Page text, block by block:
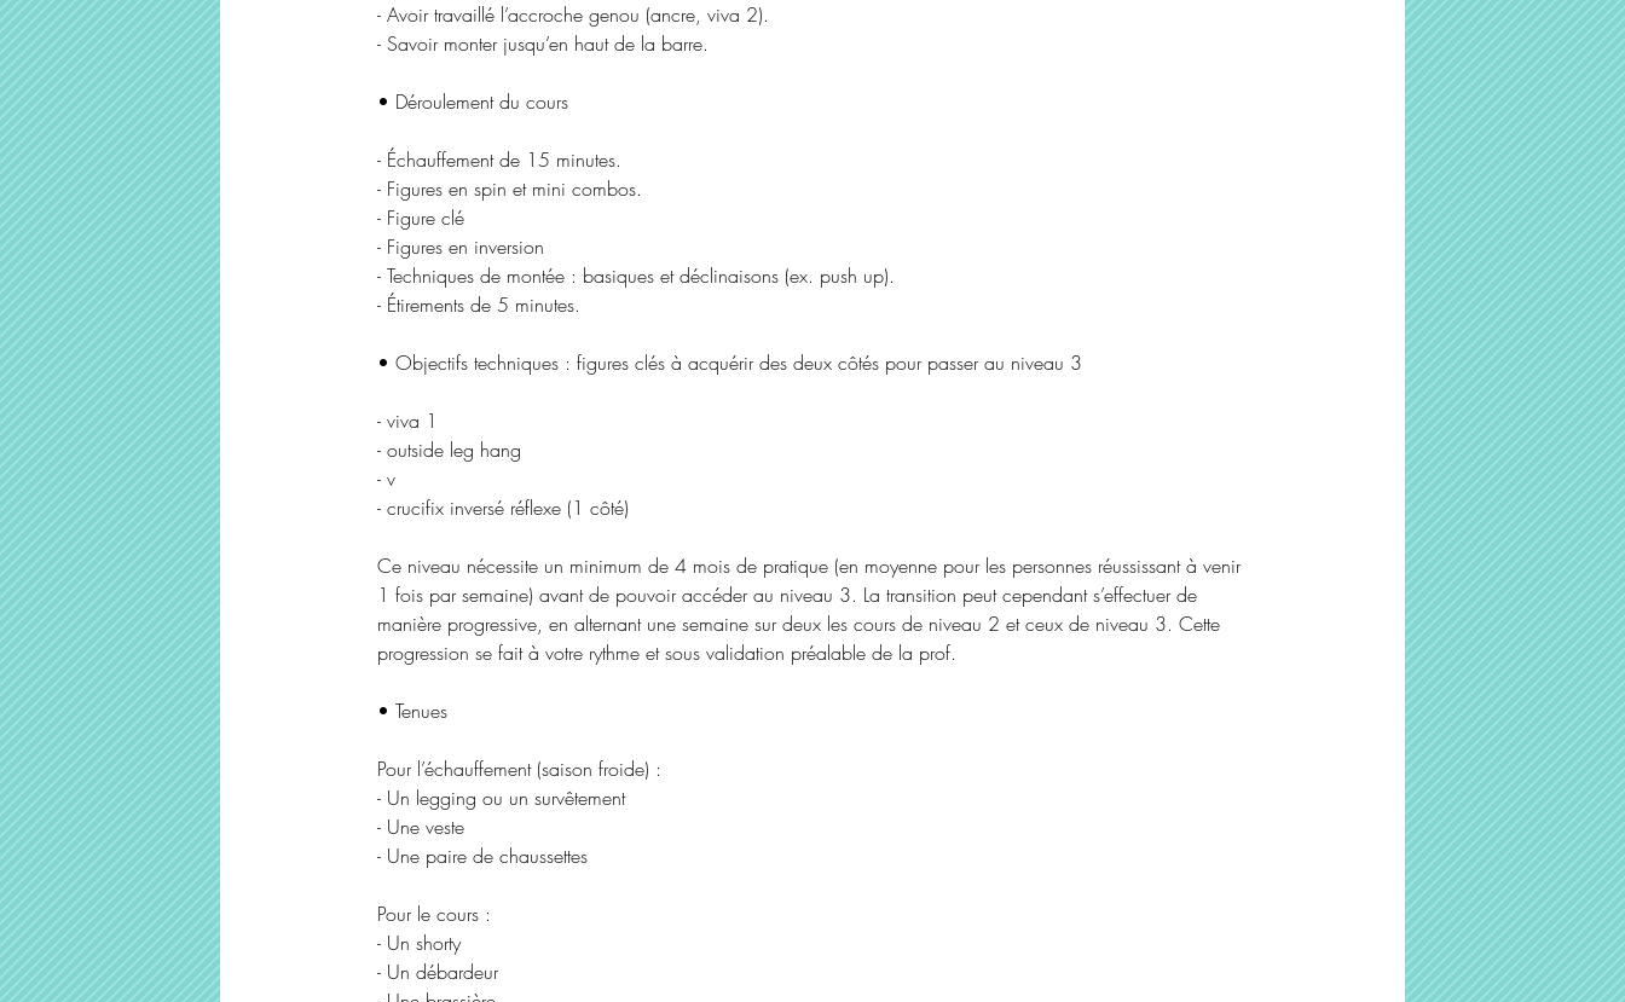
- Avoir travaillé l’accroche genou (ancre, viva 2).
- Savoir monter jusqu’en haut de la barre.
• Déroulement du cours
- Échauffement de 15 minutes.
- Figures en spin et mini combos.
- Figure clé
- Figures en inversion
- Techniques de montée : basiques et déclinaisons (ex. push up).
- Étirements de 5 minutes.
• Objectifs techniques : figures clés à acquérir des deux côtés pour passer au niveau 3
- viva 1
- outside leg hang
- v
- crucifix inversé réflexe (1 côté)
Ce niveau nécessite un minimum de 4 mois de pratique (en moyenne pour les personnes réussissant à venir
1 fois par semaine) avant de pouvoir accéder au niveau 3. La transition peut cependant s’effectuer de
manière progressive, en alternant une semaine sur deux les cours de niveau 2 et ceux de niveau 3. Cette
progression se fait à votre rythme et sous validation préalable de la prof.
• Tenues
Pour l’échauffement (saison froide) :
- Un legging ou un survêtement
- Une veste
- Une paire de chaussettes
Pour le cours :
- Un shorty
- Un débardeur